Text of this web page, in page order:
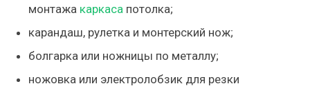
монтажа каркасапотолка;
карандаш, рулетка и монтерский нож;
болгарка или ножницы по металлу;
ножовка или электролобзик для резки